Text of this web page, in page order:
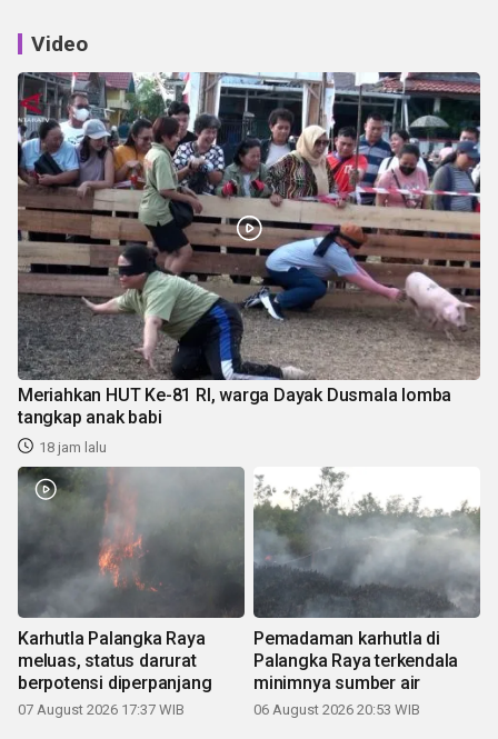
Video
Meriahkan HUT Ke-81 RI, warga Dayak Dusmala lomba
tangkap anak babi
18 jam lalu
Karhutla Palangka Raya
meluas, status darurat
berpotensi diperpanjang
07 August 2026 17:37 WIB
Pemadaman karhutla di
Palangka Raya terkendala
minimnya sumber air
06 August 2026 20:53 WIB